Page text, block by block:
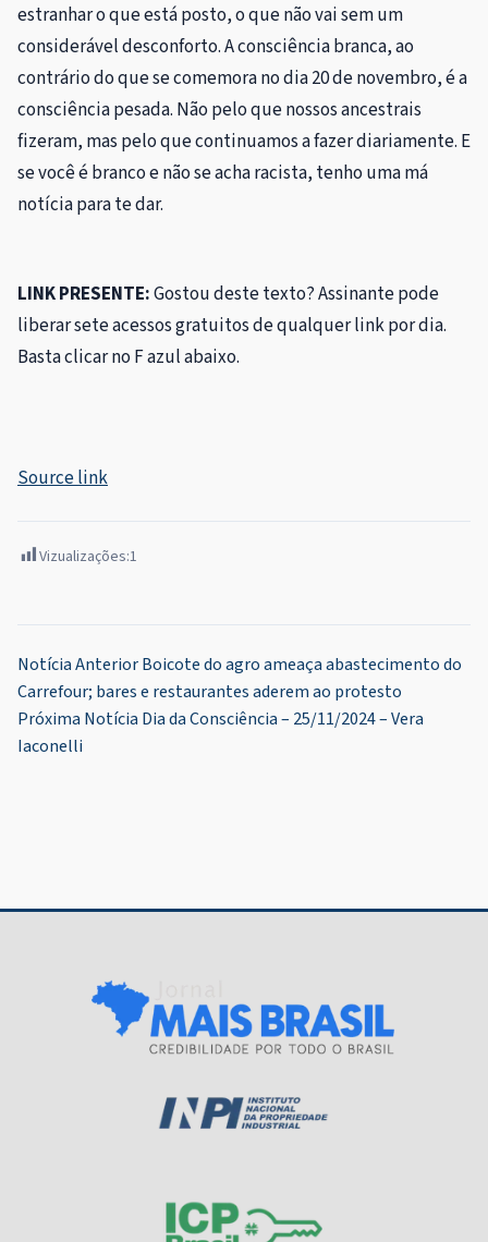
estranhar o que está posto, o que não vai sem um
considerável desconforto. A consciência branca, ao
contrário do que se comemora no dia 20 de novembro, é a
consciência pesada. Não pelo que nossos ancestrais
fizeram, mas pelo que continuamos a fazer diariamente. E
se você é branco e não se acha racista, tenho uma má
notícia para te dar.
LINK PRESENTE:Gostou deste texto? Assinante pode
liberar sete acessos gratuitos de qualquer link por dia.
Basta clicar no F azul abaixo.
Source link
Vizualizações:1
Navegação
de
Post
Notícia AnteriorBoicote do agro ameaça abastecimento do
Carrefour; bares e restaurantes aderem ao protesto
Próxima Notícia Dia da Consciência – 25/11/2024 – Vera
Iaconelli